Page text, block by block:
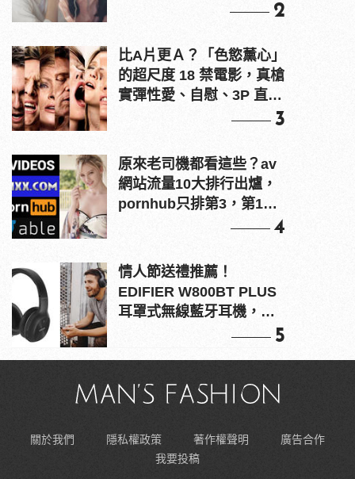
2
比A片更Ａ？「色慾薰心」
的超尺度 18 禁電影，真槍
實彈性愛、自慰、3P 直接
3
原來老司機都看這些？av
網站流量10大排行出爐，
pornhub只排第3，第1名
4
情人節送禮推薦！
EDIFIER W800BT PLUS
耳罩式無線藍牙耳機，在
5
關於我們 隱私權政策 著作權聲明
廣告合作
我要投稿